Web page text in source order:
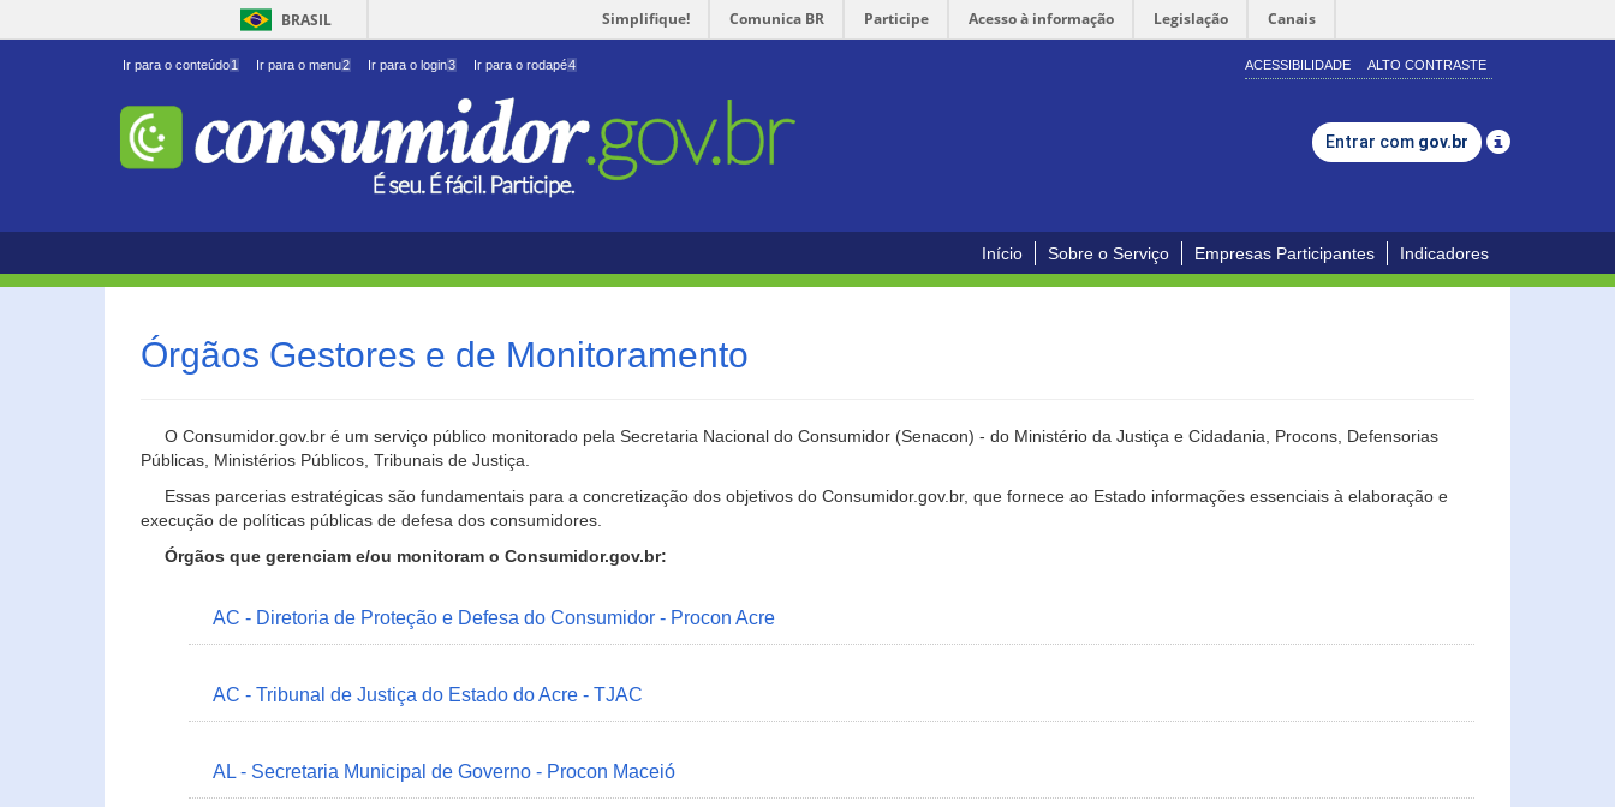
BRASIL Simplifique! Comunica BR Participe Acesso à informação Legislação Canais
Ir para o conteúdo1 Ir para o menu2 Ir para o login3 Ir para o rodapé4 ACESSIBILIDADE ALTO CONTRASTE
Entrar com gov.br
Início Sobre o Serviço Empresas Participantes Indicadores
Órgãos Gestores e de Monitoramento
O Consumidor.gov.br é um serviço público monitorado pela Secretaria Nacional do Consumidor (Senacon) - do Ministério da Justiça e Cidadania, Procons, Defensorias
Públicas, Ministérios Públicos, Tribunais de Justiça.
Essas parcerias estratégicas são fundamentais para a concretização dos objetivos do Consumidor.gov.br, que fornece ao Estado informações essenciais à elaboração e
execução de políticas públicas de defesa dos consumidores.
Órgãos que gerenciam e/ou monitoram o Consumidor.gov.br:
AC - Diretoria de Proteção e Defesa do Consumidor - Procon Acre
AC - Tribunal de Justiça do Estado do Acre - TJAC
AL - Secretaria Municipal de Governo - Procon Maceió